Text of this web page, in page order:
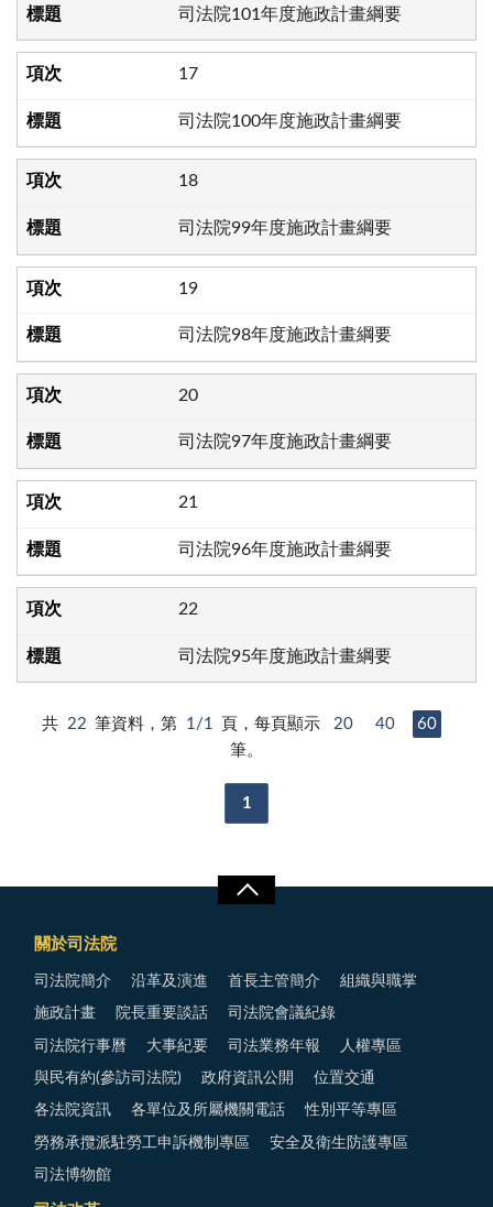
司法院101年度施政計畫綱要
17
司法院100年度施政計畫綱要
18
司法院99年度施政計畫綱要
19
司法院98年度施政計畫綱要
20
司法院97年度施政計畫綱要
21
司法院96年度施政計畫綱要
22
司法院95年度施政計畫綱要
共 22 筆資料，第 1/1 頁，每頁顯示 20 40
60
筆。
1
關於司法院
司法院簡介 沿革及演進 首長主管簡介 組織與職掌
施政計畫 院長重要談話 司法院會議紀錄
司法院行事曆 大事紀要 司法業務年報 人權專區
與民有約(參訪司法院) 政府資訊公開 位置交通
各法院資訊 各單位及所屬機關電話 性別平等專區
勞務承攬派駐勞工申訴機制專區 安全及衛生防護專區
司法博物館